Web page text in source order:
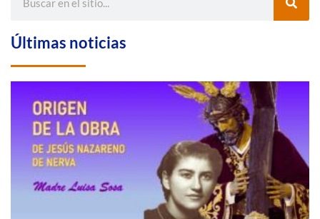
Últimas noticias